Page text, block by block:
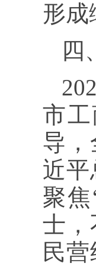
形成
四
市
导
近
聚
士，
民